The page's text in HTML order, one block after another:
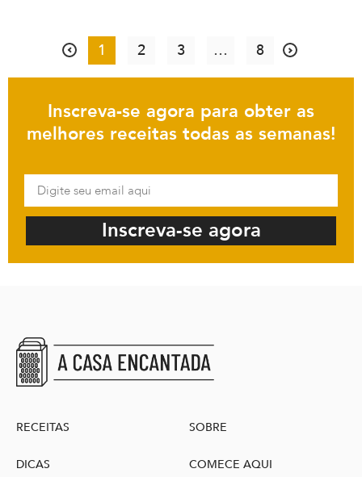
1 2 3 … 8
Inscreva-se agora para obter as
melhores receitas todas as semanas!
Inscreva-se agora
RECEITAS
DICAS
SOBRE
COMECE AQUI